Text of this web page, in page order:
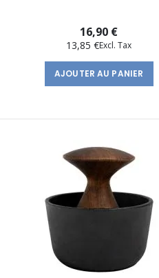
16,90 €
13,85 €
AJOUTER AU PANIER